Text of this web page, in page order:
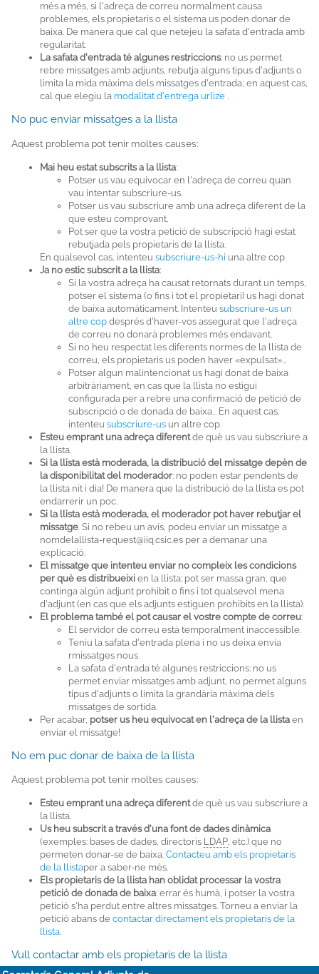
més a més, si l'adreça de correu normalment causa
problemes, els propietaris o el sistema us poden donar de
baixa. De manera que cal que netejeu la safata d'entrada amb
regularitat.
La safata d'entrada té algunes restriccions: no us permet
rebre missatges amb adjunts, rebutja alguns tipus d'adjunts o
limita la mida màxima dels missatges d'entrada; en aquest cas,
cal que elegiu la modalitat d'entrega urlize .
No puc enviar missatges a la llista
Aquest problema pot tenir moltes causes:
Mai heu estat subscrits a la llista:
Potser us vau equivocar en l'adreça de correu quan
vau intentar subscriure-us.
Potser us vau subscriure amb una adreça diferent de la
que esteu comprovant.
Pot ser que la vostra petició de subscripció hagi estat
rebutjada pels propietaris de la llista.
En qualsevol cas, intenteu subscriure-us-hi una altre cop.
Ja no estic subscrit a la llista:
Si la vostra adreça ha causat retornats durant un temps,
potser el sistema (o fins i tot el propietari) us hagi donat
de baixa automàticament. Intenteu subscriure-us un
altre cop després d'haver-vos assegurat que l'adreça
de correu no donarà problemes més endavant.
Si no heu respectat les diferents normes de la llista de
correu, els propietaris us poden haver «expulsat»...
Potser algun malintencionat us hagi donat de baixa
arbitràriament, en cas que la llista no estigui
configurada per a rebre una confirmació de petició de
subscripció o de donada de baixa... En aquest cas,
intenteu subscriure-us un altre cop.
Esteu emprant una adreça diferentde què us vau subscriure a
la llista.
Si la llista està moderada, la distribució del missatge depèn de
la disponibilitat del moderador: no poden estar pendents de
la llista nit i dia! De manera que la distribució de la llista es pot
endarrerir un poc.
Si la llista està moderada, el moderador pot haver rebutjar el
missatge . Si no rebeu un avís, podeu enviar un missatge a
nomdelallista-request@iiq.csic.es per a demanar una
explicació.
El missatge que intenteu enviar no compleix les condicions
per què es distribueixi en la llista: pot ser massa gran, que
continga algún adjunt prohibit o fins i tot qualsevol mena
d'adjunt (en cas que els adjunts estiguen prohibits en la llista).
El problema també el pot causar el vostre compte de correu:
El servidor de correu està temporalment inaccessible.
Teniu la safata d'entrada plena i no us deixa envia
rmissatges nous.
La safata d'entrada té algunes restriccions: no us
permet enviar missatges amb adjunt, no permet alguns
tipus d'adjunts o límita la grandària màxima dels
missatges de sortida.
Per acabar, potser us heu equivocat en l'adreça de la llista en
enviar el missatge!
No em puc donar de baixa de la llista
Aquest problema pot tenir moltes causes:
Esteu emprant una adreça diferentde què us vau subscriure a
la llista.
Us heu subscrit a través d'una font de dades dinàmica
(exemples: bases de dades, directoris
LDAP , etc.) que no
permeten donar-se de baixa. Contacteu amb els propietaris
de la llistaper a saber-ne més.
Els propietaris de la llista han oblidat processar la vostra
petició de donada de baixa: errar és humà, i potser la vostra
petició s'ha perdut entre altres missatges. Torneu a enviar la
petició abans de contactar directament els propietaris de la
llista
Vull contactar amb els propietaris de la llista